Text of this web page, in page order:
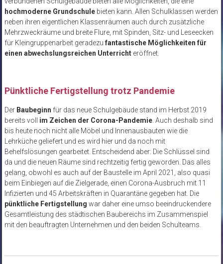
hochmoderne Grundschulebieten kann. Allen Schulklassen werden
neben ihren eigentlichen Klassenräumen auch durch zusätzliche
Mehrzweckräume und breite Flure, mit Spinden, Sitz- und Leseecken
für Kleingruppenarbeit geradezu fantastische Möglichkeiten für
einen abwechslungsreichen Unterrichteröffnet.
Pünktliche Fertigstellung trotz Pandemie
Der Baubeginn für das neue Schulgebäude stand im Herbst 2019
bereits voll im Zeichen der Corona-Pandemie. Auch deshalb sind
bis heute noch nicht alle Möbel und Innenausbauten wie die
Lehrküche geliefert und es wird hier und da noch mit
Behelfslösungen gearbeitet. Entscheidend aber: Die Schlüssel sind
da und die neuen Räume sind rechtzeitig fertig geworden. Das alles
gelang, obwohl es auch auf der Baustelle im April 2021, also quasi
beim Einbiegen auf die Zielgerade, einen Corona-Ausbruch mit 11
Infizierten und 45 Arbeitskräften in Quarantäne gegeben hat. Die
pünktliche Fertigstellung war daher eine umso beeindruckendere
Gesamtleistung des städtischen Baubereichs im Zusammenspiel
mit den beauftragten Unternehmen und den beiden Schulteams.